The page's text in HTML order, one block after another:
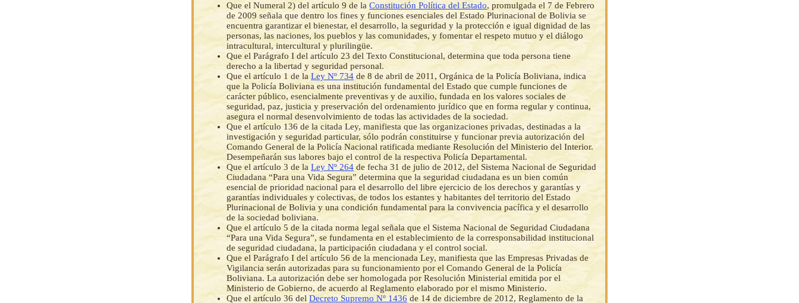
Que el Numeral 2) del artículo 9 de la Constitución Política del Estado, promulgada el 7 de Febrero
de 2009 señala que dentro los fines y funciones esenciales del Estado Plurinacional de Bolivia se
encuentra garantizar el bienestar, el desarrollo, la seguridad y la protección e igual dignidad de las
personas, las naciones, los pueblos y las comunidades, y fomentar el respeto mutuo y el diálogo
intracultural, intercultural y plurilingüe.
Que el Parágrafo I del artículo 23 del Texto Constitucional, determina que toda persona tiene
derecho a la libertad y seguridad personal.
Que el artículo 1 de la Ley Nº 734 de 8 de abril de 2011, Orgánica de la Policía Boliviana, indica
que la Policía Boliviana es una institución fundamental del Estado que cumple funciones de
carácter público, esencialmente preventivas y de auxilio, fundada en los valores sociales de
seguridad, paz, justicia y preservación del ordenamiento jurídico que en forma regular y continua,
asegura el normal desenvolvimiento de todas las actividades de la sociedad.
Que el artículo 136 de la citada Ley, manifiesta que las organizaciones privadas, destinadas a la
investigación y seguridad particular, sólo podrán constituirse y funcionar previa autorización del
Comando General de la Policía Nacional ratificada mediante Resolución del Ministerio del Interior.
Desempeñarán sus labores bajo el control de la respectiva Policía Departamental.
Que el artículo 3 de la Ley Nº 264 de fecha 31 de julio de 2012, del Sistema Nacional de Seguridad
Ciudadana “Para una Vida Segura” determina que la seguridad ciudadana es un bien común
esencial de prioridad nacional para el desarrollo del libre ejercicio de los derechos y garantías y
garantías individuales y colectivas, de todos los estantes y habitantes del territorio del Estado
Plurinacional de Bolivia y una condición fundamental para la convivencia pacífica y el desarrollo
de la sociedad boliviana.
Que el artículo 5 de la citada norma legal señala que el Sistema Nacional de Seguridad Ciudadana
“Para una Vida Segura”, se fundamenta en el establecimiento de la corresponsabilidad institucional
de seguridad ciudadana, la participación ciudadana y el control social.
Que el Parágrafo I del artículo 56 de la mencionada Ley, manifiesta que las Empresas Privadas de
Vigilancia serán autorizadas para su funcionamiento por el Comando General de la Policía
Boliviana. La autorización debe ser homologada por Resolución Ministerial emitida por el
Ministerio de Gobierno, de acuerdo al Reglamento elaborado por el mismo Ministerio.
Que el artículo 36 del Decreto Supremo Nº 1436 de 14 de diciembre de 2012, Reglamento de la